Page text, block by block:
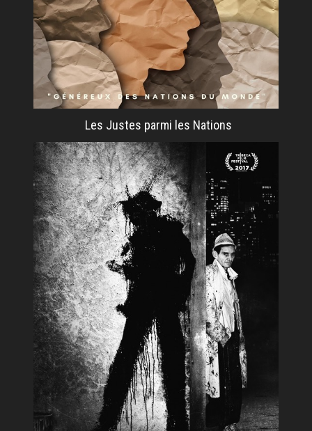
Les Justes parmi les Nations